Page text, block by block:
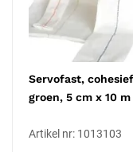
Servofast,
Servofast,
Servofast,
Servofast
m
Servofast,
groen, 5 cm x 10 m
Artikel nr: 1013103